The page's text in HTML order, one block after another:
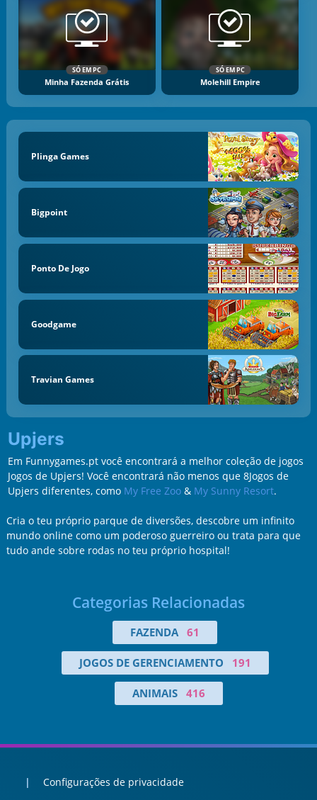
SÓ EM PC
Minha Fazenda Grátis
SÓ EM PC
Molehill Empire
Plinga Games
Bigpoint
Ponto De Jogo
Goodgame
Travian Games
Upjers
Em Funnygames.pt você encontrará a melhor coleção de jogos
Jogos de Upjers! Você encontrará não menos que 8Jogos de
Upjers diferentes, como My Free Zoo& My Sunny Resort.
Cria o teu próprio parque de diversões, descobre um infinito
mundo online como um poderoso guerreiro ou trata para que
tudo ande sobre rodas no teu próprio hospital!
Categorias Relacionadas
FAZENDA 61
JOGOS DE GERENCIAMENTO 191
ANIMAIS 416
Configurações de privacidade